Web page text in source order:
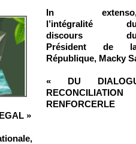
In
l’intégralité
discours
Président de
République, Macky
« DU
»